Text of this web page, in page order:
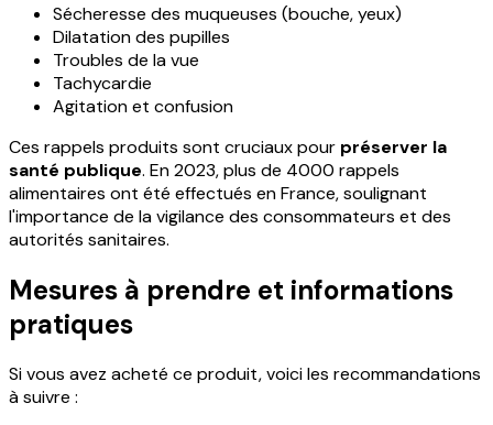
Sécheresse des muqueuses (bouche, yeux)
Dilatation des pupilles
Troubles de la vue
Tachycardie
Agitation et confusion
Ces rappels produits sont cruciaux pour préserver la
santé publique. En 2023, plus de 4000 rappels
alimentaires ont été effectués en France, soulignant
l'importance de la vigilance des consommateurs et des
autorités sanitaires.
Mesures à prendre et informations
pratiques
Si vous avez acheté ce produit, voici les recommandations
à suivre :